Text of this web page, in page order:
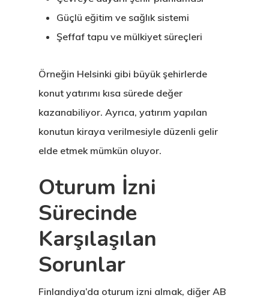
Güçlü eğitim ve sağlık sistemi
Şeffaf tapu ve mülkiyet süreçleri
Örneğin Helsinki gibi büyük şehirlerde
konut yatırımı kısa sürede değer
kazanabiliyor. Ayrıca, yatırım yapılan
konutun kiraya verilmesiyle düzenli gelir
elde etmek mümkün oluyor.
Oturum İzni
Sürecinde
Karşılaşılan
Sorunlar
Finlandiya’da oturum izni almak, diğer AB